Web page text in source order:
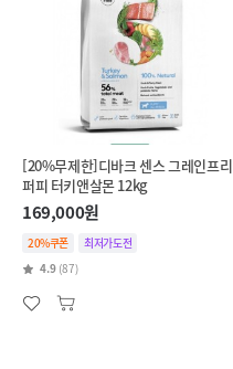
[20%무제한]디바크 센스 그레인프리
퍼피 터키앤살몬 12kg
169,000원
20%쿠폰
최저가도전
4.9 (87)